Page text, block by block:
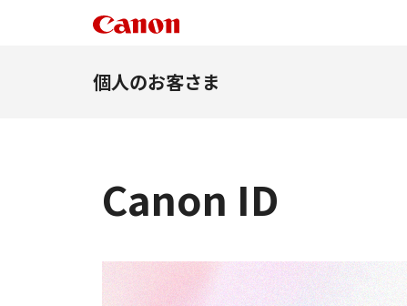
個人のお客さま
Canon ID